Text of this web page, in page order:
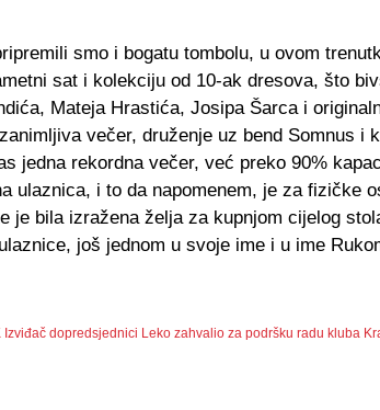
smo i bogatu tombolu, u ovom
sat i kolekciju od 10-ak dresova, što
Mateja Hrastića, Josipa Šarca i
večer, druženje uz bend Somnus
jedna rekordna večer, već preko 90%
ulaznica, i to da napomenem, je za fizičke
je bila izražena želja za kupnjom cijelog
još jednom u svoje ime i u ime
Izviđač dopredsjednici Leko zahvalio za podršku radu kluba